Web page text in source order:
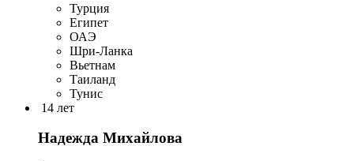
Турция
Египет
ОАЭ
Шри-Ланка
Вьетнам
Таиланд
Тунис
14 лет
Надежда Михайлова